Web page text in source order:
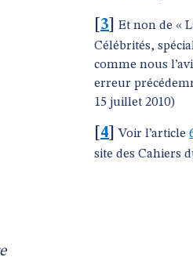
3
Et non de «
Célébrités,
comme nous
erreur
15 juillet 2010)
4 ]Voir l’article
site des Cahiers